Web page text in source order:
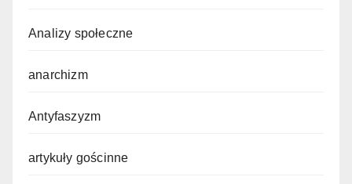
Analizy społeczne
anarchizm
Antyfaszyzm
artykuły gościnne